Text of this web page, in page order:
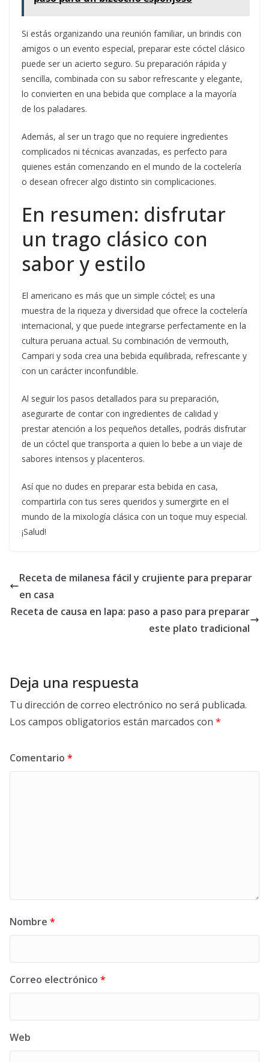
Si estás organizando una reunión familiar, un brindis con
amigos o un evento especial, preparar este cóctel clásico
puede ser un acierto seguro. Su preparación rápida y
sencilla, combinada con su sabor refrescante y elegante,
lo convierten en una bebida que complace a la mayoría
de los paladares.
Además, al ser un trago que no requiere ingredientes
complicados ni técnicas avanzadas, es perfecto para
quienes están comenzando en el mundo de la coctelería
o desean ofrecer algo distinto sin complicaciones.
En resumen: disfrutar
un trago clásico con
sabor y estilo
El americano es más que un simple cóctel; es una
muestra de la riqueza y diversidad que ofrece la coctelería
internacional, y que puede integrarse perfectamente en la
cultura peruana actual. Su combinación de vermouth,
Campari y soda crea una bebida equilibrada, refrescante y
con un carácter inconfundible.
Al seguir los pasos detallados para su preparación,
asegurarte de contar con ingredientes de calidad y
prestar atención a los pequeños detalles, podrás disfrutar
de un cóctel que transporta a quien lo bebe a un viaje de
sabores intensos y placenteros.
Así que no dudes en preparar esta bebida en casa,
compartirla con tus seres queridos y sumergirte en el
mundo de la mixología clásica con un toque muy especial.
¡Salud!
Receta de milanesa fácil y crujiente para preparar
en casa
Receta de causa en lapa: paso a paso para preparar
este plato tradicional
Deja una respuesta
Tu dirección de correo electrónico no será publicada.
Los campos obligatorios están marcados con *
Comentario *
Nombre *
Correo electrónico *
Web